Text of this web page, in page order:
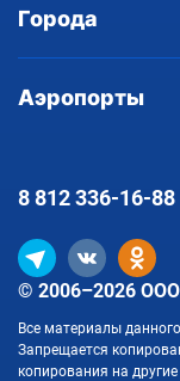
Города
Аэропорты
© 2006–2026 ООО
Все материалы
Запрещается
копирования на
8 812336-16-88